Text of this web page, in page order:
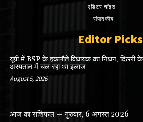
एडिटर चॉइस
संपादकीय
Editor Picks
यूपी में BSP के इकलाैते विधायक का निधन, दिल्ली के
अस्पताल में चल रहा था इलाज
August 5, 2026
आज का राशिफल — गुरुवार, 6 अगस्त 2026